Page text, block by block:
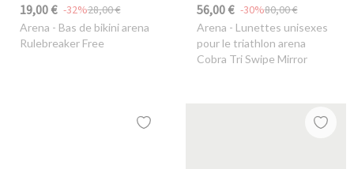
19,00 € 28,00 €
-32%
Arena - Bas de bikini arena
Rulebreaker Free
56,00 € 80,00 €
-30%
Arena - Lunettes unisexes
pour le triathlon arena
Cobra Tri Swipe Mirror